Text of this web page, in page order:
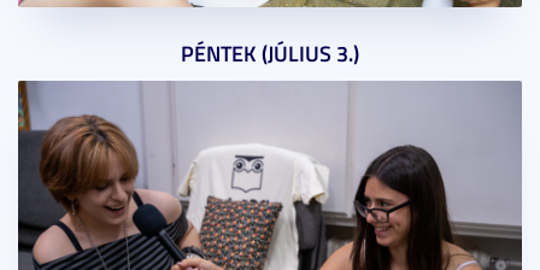
PÉNTEK (JÚLIUS 3.)